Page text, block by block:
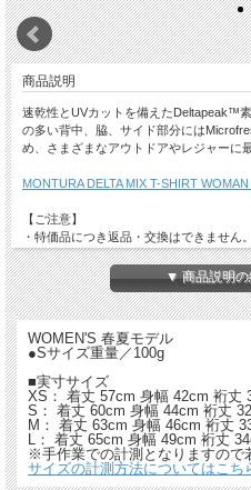
商品説明
速乾性とUVカットを備えたDeltapeak™
の多い背中、脇、サイド部分には
め、さまざまなアウトドアやレジャーに
MONTURA DELTA MIX T-SHIRT
【ご注意】
・特価品につき返品・交換はできません。
・店舗でも同時販売しておりますので時
以上、予めご了承ください。▼ 商品説明
WOMEN'S 春夏モデル
●Sサイズ重量／100g
■実寸サイズ
XS： 着丈 57cm 身幅 42cm 裄丈
S： 着丈 60cm 身幅 44cm 裄丈
M： 着丈 63cm 身幅 46cm 裄丈
L： 着丈 65cm 身幅 49cm 裄丈
※手作業での計測となりますので
サイズの計測方法についてはこち